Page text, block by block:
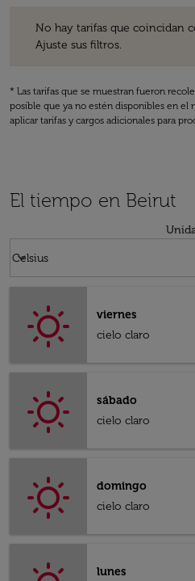
No hay tarifas que coincidan
Ajuste sus filtros.
* Las tarifas que se muestran fueron
posible que ya no estén disponibles en el
aplicar tarifas y cargos adicionales para
El tiempo en Beirut
Celsius
keyboard_arrow_down
viernes
cielo claro
sábado
cielo claro
domingo
cielo claro
lunes